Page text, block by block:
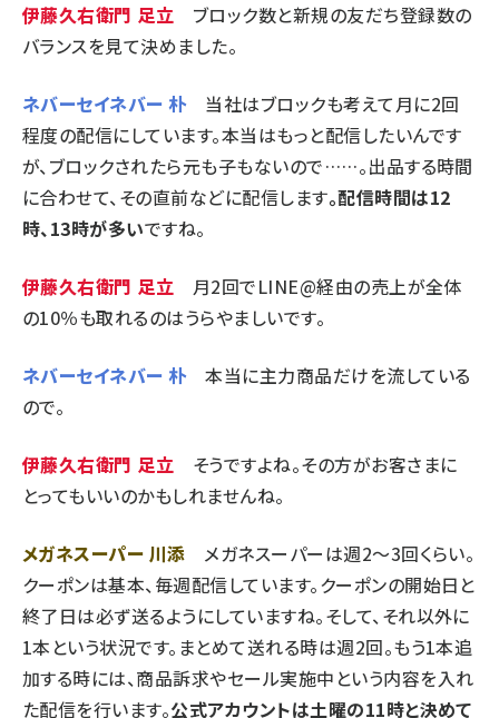
伊藤久右衛門 足立 ブロック数と新規の友だち登録数の
バランスを見て決めました。
ネバーセイネバー 朴当社はブロックも考えて月に2回
程度の配信にしています。本当はもっと配信したいんです
が、ブロックされたら元も子もないので……。出品する時間
に合わせて、その直前などに配信します。配信時間は12
時、13時が多いですね。
伊藤久右衛門 足立 月2回でLINE@経由の売上が全体
の10％も取れるのはうらやましいです。
ネバーセイネバー 朴本当に主力商品だけを流している
ので。
伊藤久右衛門 足立 そうですよね。その方がお客さまに
とってもいいのかもしれませんね。
メガネスーパー 川添 メガネスーパーは週2～3回くらい。
クーポンは基本、毎週配信しています。クーポンの開始日と
終了日は必ず送るようにしていますね。そして、それ以外に
1本という状況です。まとめて送れる時は週2回。もう1本追
加する時には、商品訴求やセール実施中という内容を入れ
た配信を行います。公式アカウントは土曜の11時と決めて